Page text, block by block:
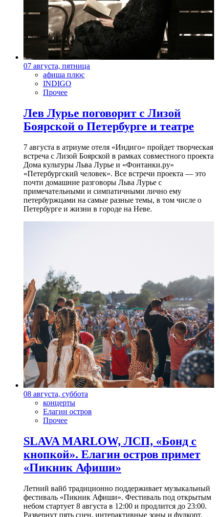
07 августа, пятница
афиша плюс
INDIGO
Прочее
Лев Лурье поговорит с Лизой
Боярской о Петербурге и театре
7 августа в атриуме отеля «Индиго» пройдет творческая
встреча с Лизой Боярской в рамках совместного проекта
Дома культуры Льва Лурье и «Фонтанки.ру»
«Петербургский человек». Все встречи проекта — это
почти домашние разговоры Льва Лурье с
примечательными и симпатичными лично ему
петербуржцами на самые разные темы, в том числе о
Петербурге и жизни в городе на Неве.
08 августа, суббота
концерты
Елагин остров
Прочее
SLAVA MARLOW, ЛСП, «Бонд с
кнопкой». Елагин остров примет
«Пикник Афиши»
Летний вайб традиционно поддерживает музыкальный
фестиваль «Пикник Афиши». Фестиваль под открытым
небом стартует 8 августа в 12:00 и продлится до 23:00.
Развернут пять сцен, интерактивные зоны и фудкорт.